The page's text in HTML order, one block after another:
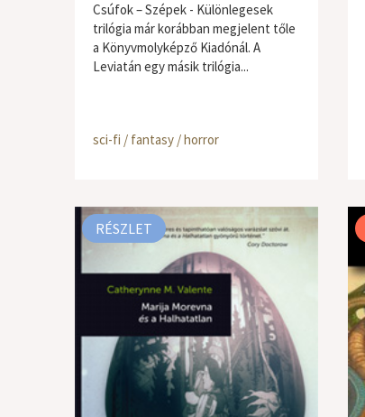
Csúfok – Szépek - Különlegesek
trilógia már korábban megjelent tőle
a Könyvmolyképző Kiadónál. A
Leviatán egy másik trilógia...
sci-fi / fantasy / horror
RÉSZLET